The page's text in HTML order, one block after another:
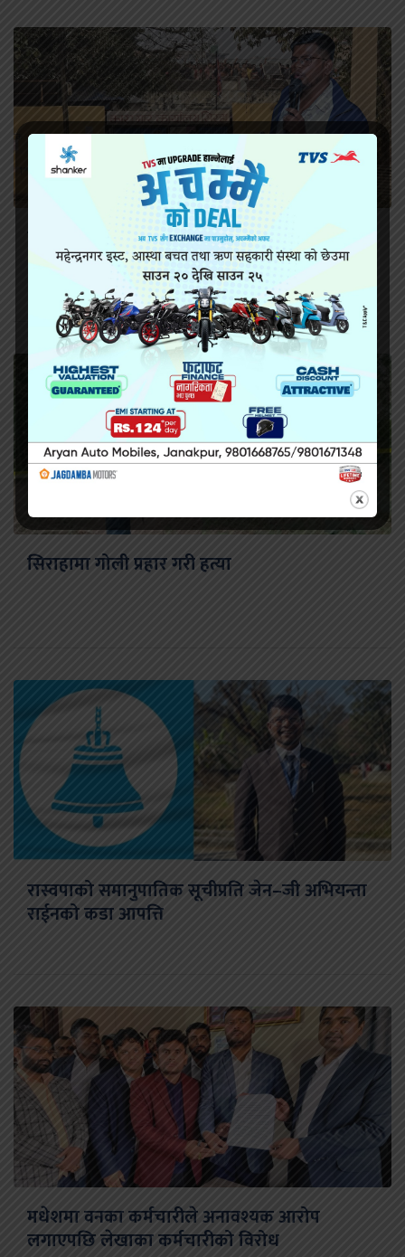
सिरहा कारागारको अवस्थाबारे राईनको गम्भीर प्रश्न
सिराहामा गोली प्रहार गरी हत्या
रास्वपाको समानुपातिक सूचीप्रति जेन–जी अभियन्ता
राईनको कडा आपत्ति
मधेशमा वनका कर्मचारीले अनावश्यक आरोप
लगाएपछि लेखाका कर्मचारीको विरोध